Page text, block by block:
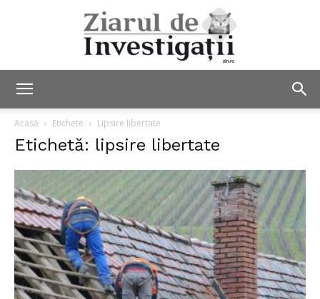
Investigații
Acasă Etichete Lipsire libertate
Etichetă: lipsire libertate